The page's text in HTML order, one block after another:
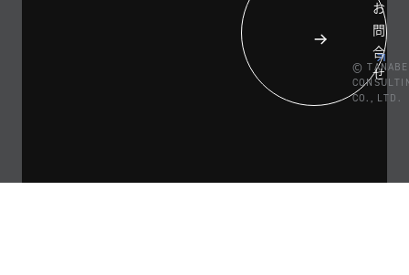
お
問
合
せ
© TANABE
CO., LTD.